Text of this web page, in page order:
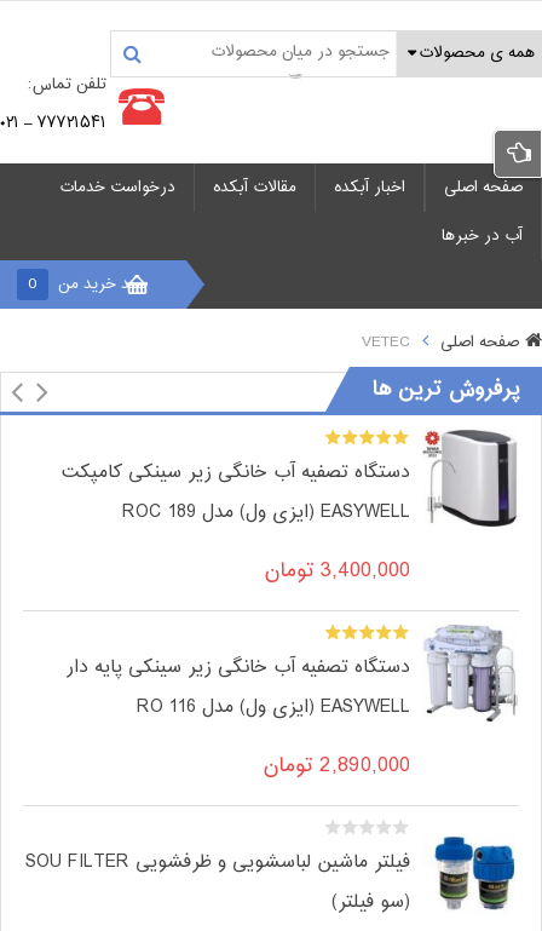
تلفن تماس:
۷۷۷۲۱۵۴۱ – ۰۲۱
صفحه اصلی اخبار آبکده مقالات آبکده
درخواست خدمات
آب در خبرها
سبد خرید من
0
صفحه اصلی VETEC
پرفروش ترین ها
دستگاه تصفیه آب خانگی زیر سینکی کامپکت
EASYWELL (ایزی ول) مدل ROC 189
3,400,000 تومان
دستگاه تصفیه آب خانگی زیر سینکی پایه دار
EASYWELL (ایزی ول) مدل RO 116
2,890,000 تومان
فیلتر ماشین لباسشویی و ظرفشویی SOU FILTER
(سو فیلتر)